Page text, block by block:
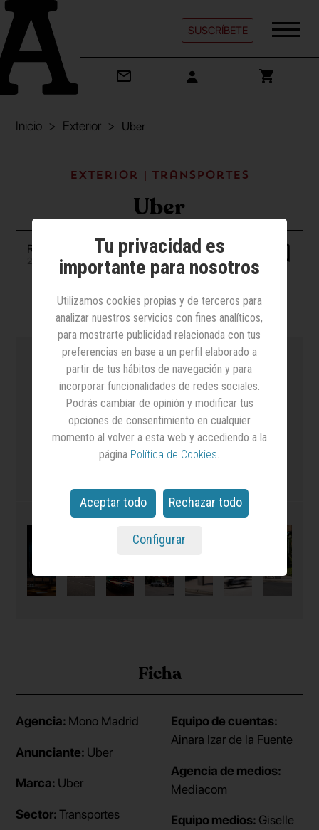
SUSCRÍBETE
Inicio Exterior Uber
Exterior | Transportes
Uber
Redacción
21 julio 2022
Gráfica
Ficha
Agencia: Mono Madrid
Anunciante: Uber
Marca: Uber
Sector:Transportes
Equipo de cuentas:
Ainara Izar de la Fuente
Agencia de medios:
Mediacom
Equipo medios: Giselle
Tu privacidad es
importante para nosotros
Utilizamos cookies propias y de terceros para
analizar nuestros servicios con fines analíticos,
para mostrarte publicidad relacionada con tus
preferencias en base a un perfil elaborado a
partir de tus hábitos de navegación y para
incorporar funcionalidades de redes sociales.
Podrás cambiar de opinión y modificar tus
opciones de consentimiento en cualquier
momento al volver a esta web y accediendo a la
página Política de Cookies.
Aceptar todo Rechazar todo
Configurar